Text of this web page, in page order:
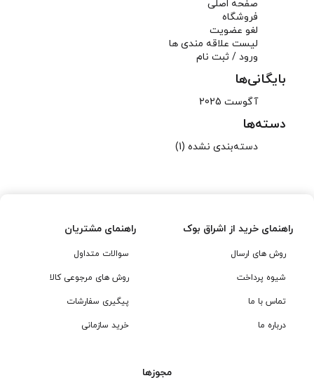
صفحه اصلی
فروشگاه
لغو عضویت
لیست علاقه مندی ها
ورود / ثبت نام
بایگانی‌ها
آگوست 2025
دسته‌ها
دسته‌بندی نشده (1)
راهنمای خرید از اشراق بوک
روش های ارسال
شیوه پرداخت
تماس با ما
درباره ما
راهنمای مشتریان
سوالات متداول
روش های مرجوعی کالا
پیگیری سفارشات
خرید سازمانی
مجوزها